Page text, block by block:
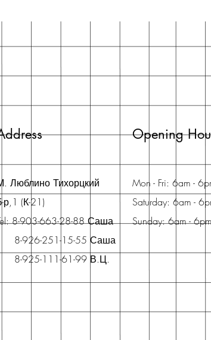
Люблино Тихорцкий
р,1 (К-21)
8-903-663-28-88 Саша
8-926-251-15-55 Саша
8-925-111-61-99 В.Ц.
Opening
Mon - Fri: 6am -
Saturday: 6am -
Sunday: 6am -